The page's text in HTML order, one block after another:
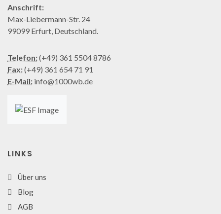
Anschrift:
Max-Liebermann-Str. 24
99099 Erfurt, Deutschland.
Telefon:(+49) 361 5504 8786
Fax:(+49) 361 654 71 91
E-Mail: info@1000wb.de
LINKS
Über uns
Blog
AGB